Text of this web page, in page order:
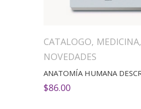
CATALOGO, MEDICINA,
NOVEDADES
$86.00